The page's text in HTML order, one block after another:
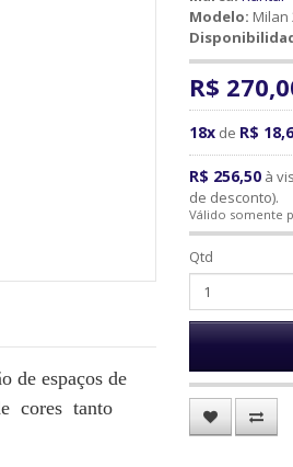
Modelo: Milan
R$
18x de R$
R$ 256,50 à
de desconto).
Válido somente
Qtd
de espaços de
cores tanto